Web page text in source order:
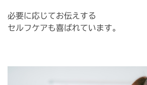
必要に応じてお伝えする
セルフケアも喜ばれています。